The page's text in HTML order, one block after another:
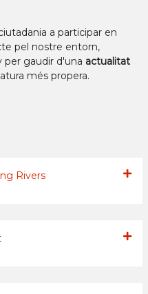
a participar en
pel nostre entorn,
per gaudir d'una actualitat
més propera.
Rivers